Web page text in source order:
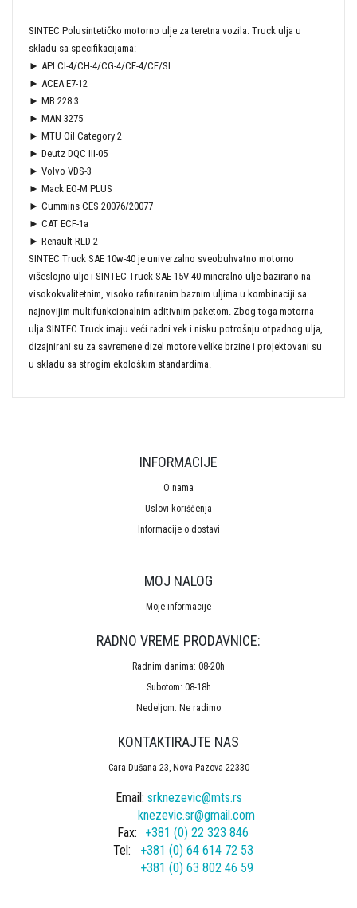
SINTEC Polusintetičko motorno ulje za teretna vozila. Truck ulja u
skladu sa specifikacijama:
► API CI-4/CH-4/CG-4/CF-4/CF/SL
► ACEA E7-12
► MB 228.3
► MAN 3275
► MTU Oil Category 2
► Deutz DQC III-05
► Volvo VDS-3
► Mack EO-M PLUS
► Cummins CES 20076/20077
► CAT ECF-1a
► Renault RLD-2
SINTEC Truck SAE 10w-40 je univerzalno sveobuhvatno motorno
višeslojno ulje i SINTEC Truck SAE 15V-40 mineralno ulje bazirano na
visokokvalitetnim, visoko rafiniranim baznim uljima u kombinaciji sa
najnovijim multifunkcionalnim aditivnim paketom. Zbog toga motorna
ulja SINTEC Truck imaju veći radni vek i nisku potrošnju otpadnog ulja,
dizajnirani su za savremene dizel motore velike brzine i projektovani su
u skladu sa strogim ekološkim standardima.
INFORMACIJE
O nama
Uslovi korišćenja
Informacije o dostavi
MOJ NALOG
Moje informacije
RADNO VREME PRODAVNICE:
Radnim danima: 08-20h
Subotom: 08-18h
Nedeljom: Ne radimo
KONTAKTIRAJTE NAS
Cara Dušana 23, Nova Pazova 22330
Email: srknezevic@mts.rs
knezevic.sr@gmail.com
Fax:
+381 (0) 22 323 846
Tel:
+381 (0) 64 614 72 53
+381 (0) 63 802 46 59